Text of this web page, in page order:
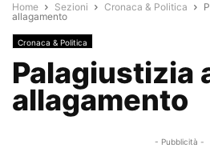
Home Sezioni Cronaca & Politica
allagamento
Cronaca & Politica
Palagiustizia
allagamento
- Pubblicità -